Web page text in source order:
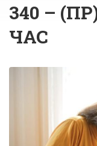
340 –
ЧАС